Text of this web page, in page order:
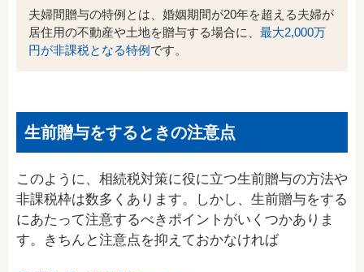
夫婦間贈与の特例とは、婚姻期間が20年を超える夫婦が
居住用の不動産や土地を贈与する場合に、 最大2,000万
円が非課税となる特例です。
生前贈与をするときの注意点
このように、相続税対策に役に立つ生前贈与の方法や
非課税枠は数多くあります。しかし、生前贈与をする
にあたって注意するべきポイントがいくつかありま
す。きちんと注意点を抑えておかなければ